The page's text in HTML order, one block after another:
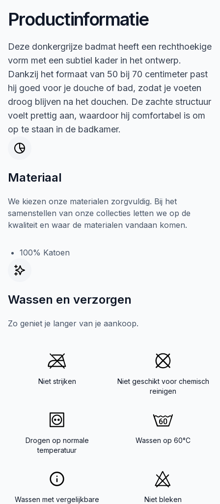
Productinformatie
Deze donkergrijze badmat heeft een rechthoekige
vorm met een subtiel kader in het ontwerp.
Dankzij het formaat van 50 bij 70 centimeter past
hij goed voor je douche of bad, zodat je voeten
droog blijven na het douchen. De zachte structuur
voelt prettig aan, waardoor hij comfortabel is om
op te staan in de badkamer.
Materiaal
We kiezen onze materialen zorgvuldig. Bij het
samenstellen van onze collecties letten we op de
kwaliteit en waar de materialen vandaan komen.
100% Katoen
Wassen en verzorgen
Zo geniet je langer van je aankoop.
Niet strijken
Niet geschikt voor chemisch
reinigen
Drogen op normale
temperatuur
Wassen op 60°C
Wassen met vergelijkbare
Niet bleken